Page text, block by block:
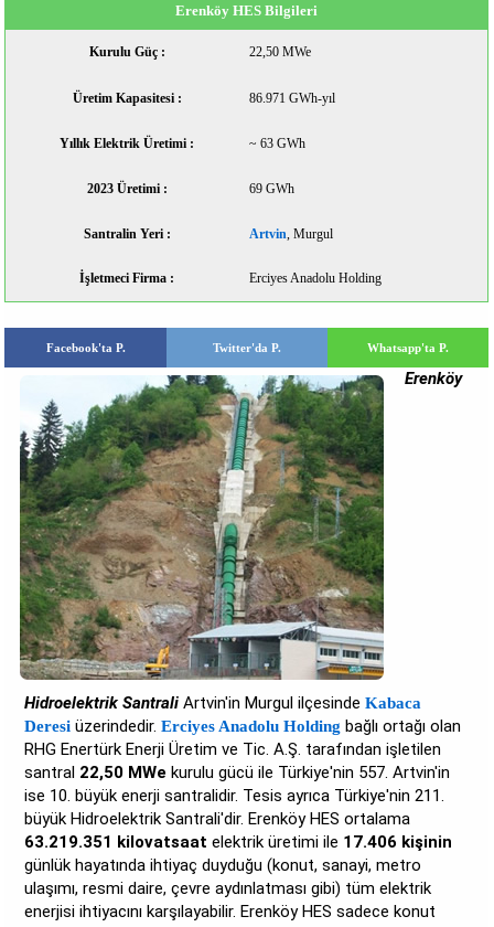
Erenköy HES Bilgileri
Kurulu Güç : 22,50 MWe
Üretim Kapasitesi : 86.971 GWh-yıl
Yıllık Elektrik Üretimi : ~ 63 GWh
2023 Üretimi : 69 GWh
Santralin Yeri : Artvin, Murgul
İşletmeci Firma : Erciyes Anadolu Holding
Facebook'ta P. Twitter'da P. Whatsapp'ta P.
Erenköy
Hidroelektrik Santrali Artvin'in Murgul ilçesindeKabaca
Deresi üzerindedir.Erciyes Anadolu Holding bağlı ortağı olan
RHG Enertürk Enerji Üretim ve Tic. A.Ş. tarafından işletilen
santral 22,50 MWe kurulu gücü ile Türkiye'nin 557. Artvin'in
ise 10. büyük enerji santralidir. Tesis ayrıca Türkiye'nin 211.
büyük Hidroelektrik Santrali'dir. Erenköy HES ortalama
63.219.351 kilovatsaat elektrik üretimi ile 17.406 kişinin
günlük hayatında ihtiyaç duyduğu (konut, sanayi, metro
ulaşımı, resmi daire, çevre aydınlatması gibi) tüm elektrik
enerjisi ihtiyacını karşılayabilir. Erenköy HES sadece konut